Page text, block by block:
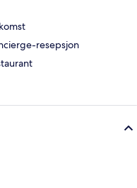
resepsjon